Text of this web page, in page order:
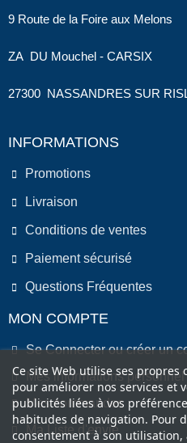
9 Route de la Foire aux Melons
ZA DU Mouchel - CARSIX
27300 NASSANDRES SUR
INFORMATIONS
Promotions
Livraison
Conditions de ventes
Paiement sécurisé
Questions Fréquentes
MON COMPTE
Se Connecter ou créer un
Mes informations personnel
Mes commandes
Ma Liste d'envie
Ce site Web utilise ses propres
pour améliorer nos services et
publicités liées à vos
habitudes de navigation. Pour
consentement à son